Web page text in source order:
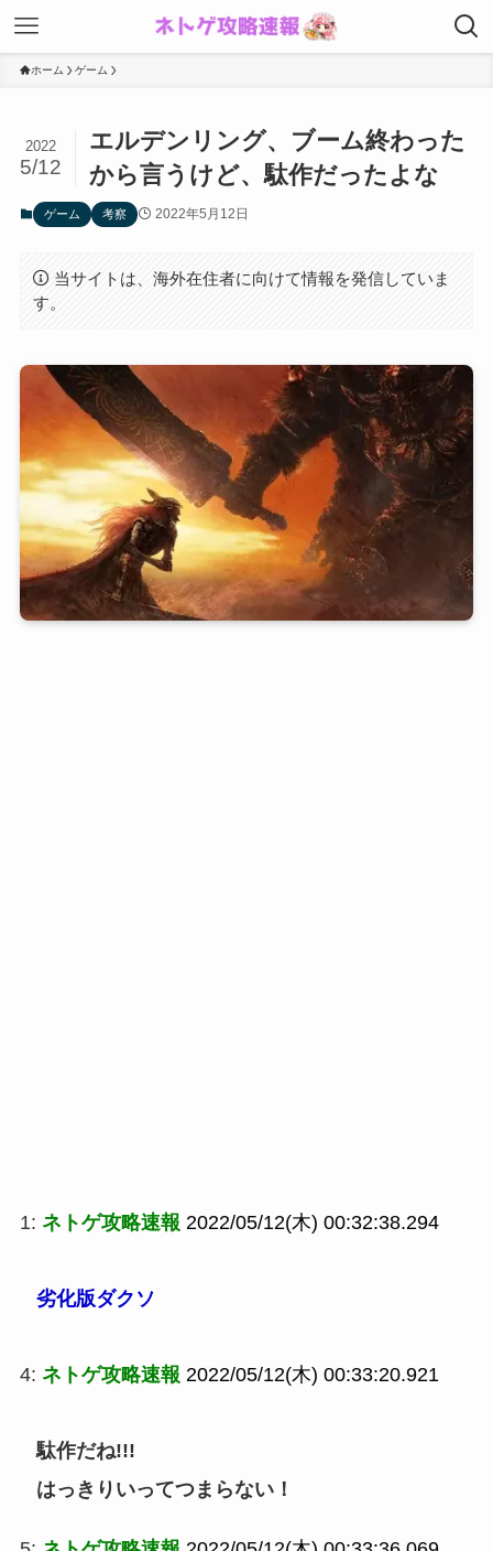
ホーム ゲーム
エルデンリング、ブーム終わった
から言うけど、駄作だったよな
2022
5/12
ゲーム 考察 2022年5月12日
当サイトは、海外在住者に向けて情報を発信していま
す。
1: ネトゲ攻略速報 2022/05/12(木) 00:32:38.294
劣化版ダクソ
4: ネトゲ攻略速報 2022/05/12(木) 00:33:20.921
駄作だね!!!
はっきりいってつまらない！